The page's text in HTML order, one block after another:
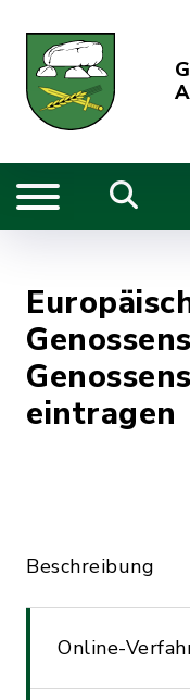
eintragen
Beschreibung
Online-